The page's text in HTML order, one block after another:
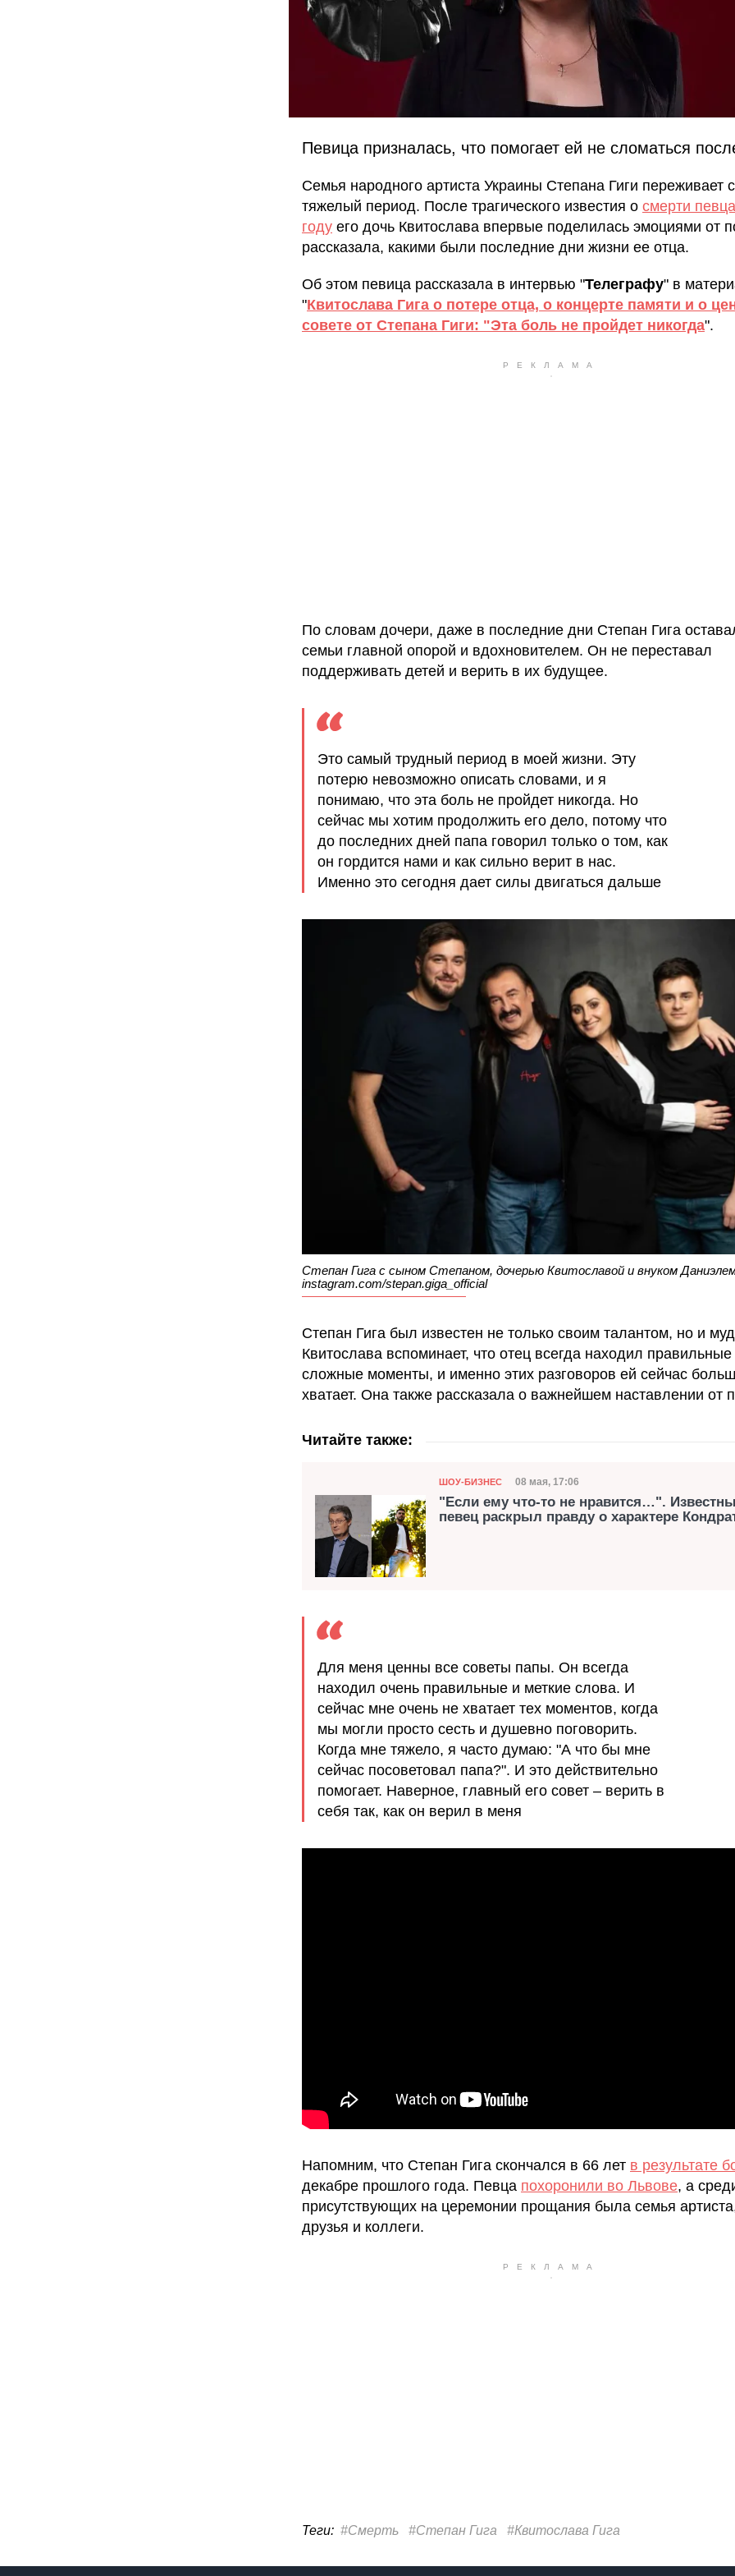
Певица призналась, что помогает ей не сломаться
Семья народного артиста Украины Степана Гиги переживает
тяжелый период. После трагического известия о смерти
году его дочь Квитослава впервые поделилась эмоциями от
рассказала, какими были последние дни жизни ее отца.
Об этом певица рассказала в интервью "Телеграфу" в
"Квитослава Гига о потере отца, о концерте памяти и о
совете от Степана Гиги: "Эта боль не пройдет никогда".
По словам дочери, даже в последние дни Степан Гига
семьи главной опорой и вдохновителем. Он не переставал
поддерживать детей и верить в их будущее.
Это самый трудный период в моей жизни. Эту
потерю невозможно описать словами, и я
понимаю, что эта боль не пройдет никогда. Но
сейчас мы хотим продолжить его дело, потому что
до последних дней папа говорил только о том, как
он гордится нами и как сильно верит в нас.
Именно это сегодня дает силы двигаться дальше
Степан Гига с сыном Степаном, дочерью Квитославой и внуком
instagram.com/stepan.giga_official
Степан Гига был известен не только своим талантом, но и
Квитослава вспоминает, что отец всегда находил
сложные моменты, и именно этих разговоров ей сейчас
хватает. Она также рассказала о важнейшем наставлении от
Читайте также:
Категория
ШОУ-БИЗНЕС Дата публикации
08 мая, 17:06
"Если ему что-то не нравится…".
певец раскрыл правду о характере
Для меня ценны все советы папы. Он всегда
находил очень правильные и меткие слова. И
сейчас мне очень не хватает тех моментов, когда
мы могли просто сесть и душевно поговорить.
Когда мне тяжело, я часто думаю: "А что бы мне
сейчас посоветовал папа?". И это действительно
помогает. Наверное, главный его совет – верить в
себя так, как он верил в меня
Напомним, что Степан Гига скончался в 66 лет в результате
декабре прошлого года. Певца похоронили во Львове, а
присутствующих на церемонии прощания была семья
друзья и коллеги.
Теги: #Смерть #Степан Гига #Квитослава Гига